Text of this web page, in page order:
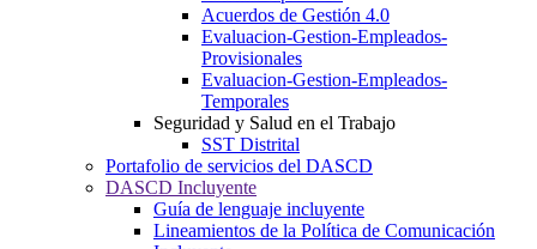
Acuerdos de Gestión 4.0
Evaluacion-Gestion-Empleados-
Provisionales
Evaluacion-Gestion-Empleados-
Temporales
Seguridad y Salud en el Trabajo
SST Distrital
Portafolio de servicios del DASCD
DASCD Incluyente
Guía de lenguaje incluyente
Lineamientos de la Política de Comunicación